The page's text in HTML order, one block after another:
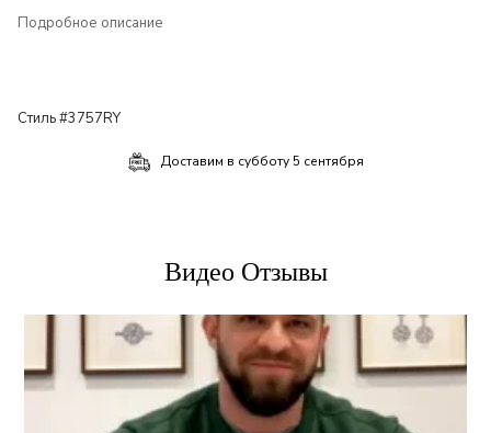
Стиль #3757RY
Подробное описание
Доставим в субботу 5 сентября
Видео Отзывы